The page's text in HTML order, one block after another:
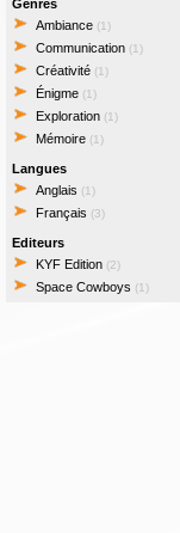
Genres
Ambiance (1)
Communication (1)
Créativité (1)
Énigme (1)
Exploration (1)
Mémoire (1)
Langues
Anglais (1)
Français (3)
Editeurs
KYF Edition (2)
Space Cowboys (1)